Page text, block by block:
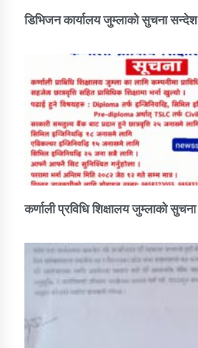
डिभिजन कार्यालय जुम्लाको सुचना सन्देश
कर्णाली प्रविधि शिक्षालय जुम्लाको सुचना